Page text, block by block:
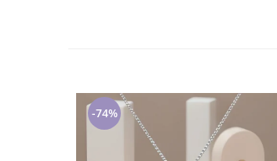
-74%